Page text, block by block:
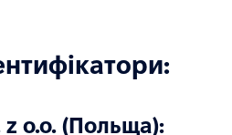
z o.o. (Польща):